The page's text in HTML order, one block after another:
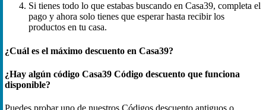
Si tienes todo lo que estabas buscando en Casa39, completa el
pago y ahora solo tienes que esperar hasta recibir los
productos en tu casa.
¿Cuál es el máximo descuento en Casa39?
¿Hay algún código Casa39 Código descuento que funciona
disponible?